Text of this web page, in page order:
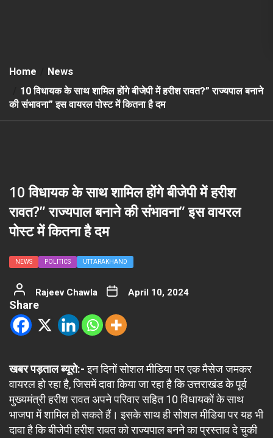
Home
News
10 विधायक के साथ शामिल होंगे बीजेपी में हरीश रावत?” राज्यपाल बनाने
की संभावना” इस वायरल पोस्ट में कितना है दम
10 विधायक के साथ शामिल होंगे बीजेपी में हरीश
रावत?” राज्यपाल बनाने की संभावना” इस वायरल
पोस्ट में कितना है दम
NEWS POLITICS UTTARAKHAND
Rajeev Chawla April 10, 2024
Share
खबर पड़ताल ब्यूरो:-इन दिनों सोशल मीडिया पर एक मैसेज जमकर
वायरल हो रहा है, जिसमें दावा किया जा रहा है कि उत्तराखंड के पूर्व
मुख्यमंत्री हरीश रावत अपने परिवार सहित 10 विधायकों के साथ
भाजपा में शामिल हो सकते हैं। इसके साथ ही सोशल मीडिया पर यह भी
दावा है कि बीजेपी हरीश रावत को राज्यपाल बनने का प्रस्ताव दे चुकी